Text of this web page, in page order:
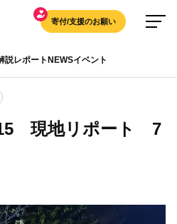
寄付/支援のお願い
説レポート NEWSイベント
現地リポート 7